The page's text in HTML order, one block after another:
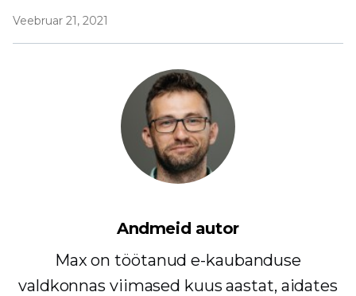
Veebruar 21, 2021
Andmeid autor
Max on töötanud e-kaubanduse
valdkonnas viimased kuus aastat, aidates